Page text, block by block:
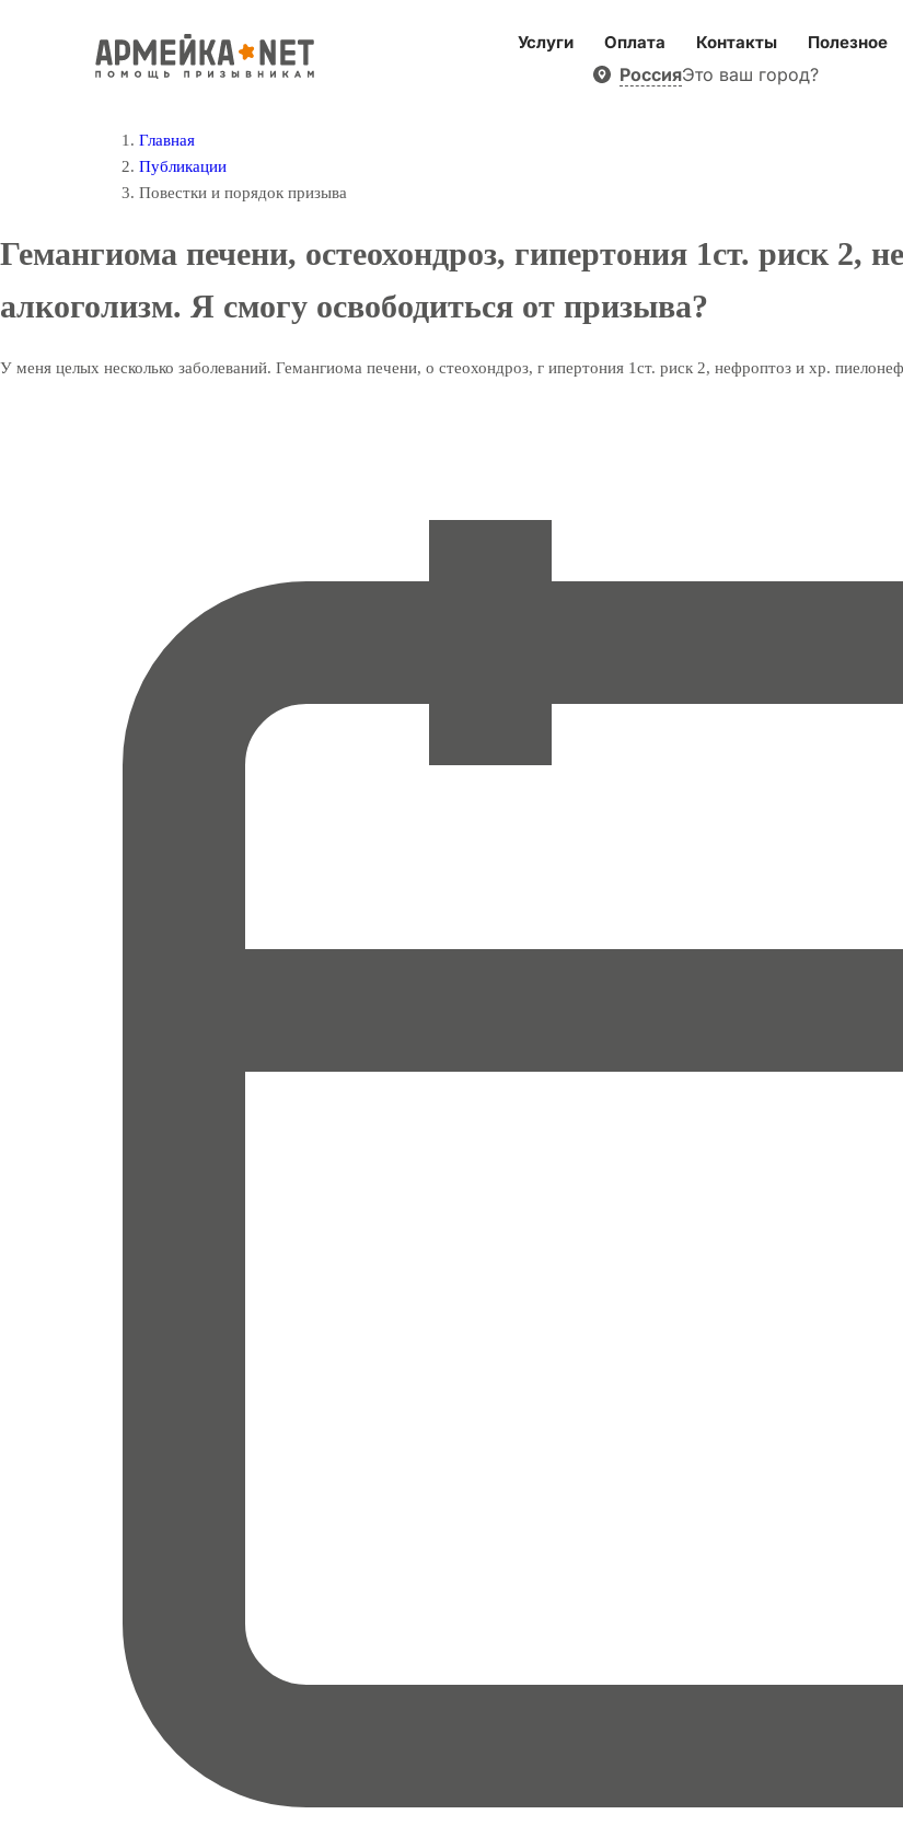
Услуги Оплата Контакты Полезное
РоссияЭто ваш город?
Главная
Публикации
Повестки и порядок призыва
Гемангиома печени, остеохондроз, гипертония 1ст. риск 2,
алкоголизм. Я смогу освободиться от призыва?
У меня целых несколько заболеваний. Гемангиома печени, о стеохондроз, г ипертония 1ст. риск 2, нефроптоз и хр.